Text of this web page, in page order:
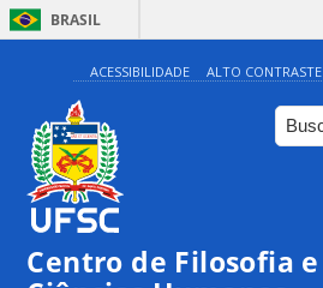
BRASIL
ACESSIBILIDADE ALTO CONTRASTE
Centro de Filosofia e